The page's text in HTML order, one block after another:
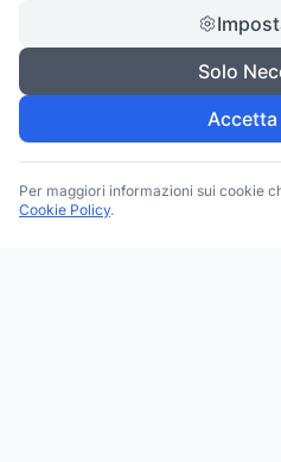
Solo
Per maggiori informazioni sui cookie
Cookie Policy.